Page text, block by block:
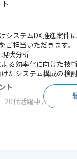
システムDX推進案件
ご担当いただきます。
状分析
る効率化に向けた技
たシステム構成の検
ト
20代活躍中 , 30代活躍